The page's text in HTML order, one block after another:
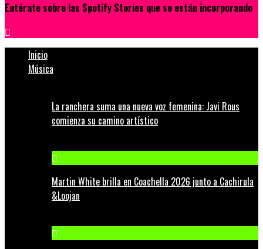
Entérate sobre las Spotify Stories que se están incorporando
Inicio
Música
La ranchera suma una nueva voz femenina: Javi Rous
comienza su camino artístico
Martin White brilla en Coachella 2026 junto a Cachirula
&Loojan